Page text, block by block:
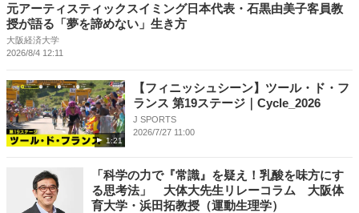
元アーティスティックスイミング日本代表・石黒由美子客員教
授が語る「夢を諦めない」生き方
大阪経済大学
2026/8/4 12:11
1:21
【フィニッシュシーン】ツール・ド・フ
ランス 第19ステージ｜Cycle_2026
J SPORTS
2026/7/27 11:00
「科学の力で『常識』を疑え！乳酸を味方にす
る思考法」 大体大先生リレーコラム 大阪体
育大学・浜田拓教授（運動生理学）